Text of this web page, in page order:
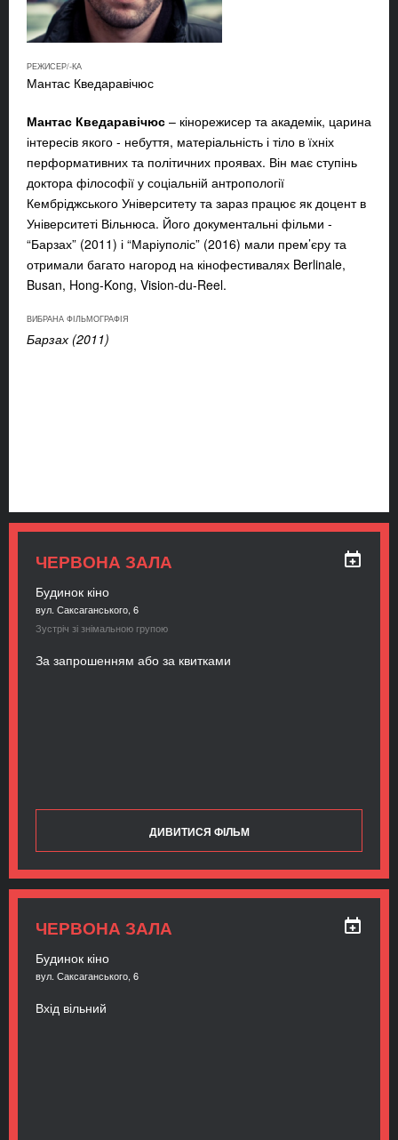
РЕЖИСЕР/-КА
Мантас Кведаравічюс
Мантас Кведаравічюс – кінорежисер та академік, царина
інтересів якого - небуття, матеріальність і тіло в їхніх
перформативних та політичних проявах. Він має ступінь
доктора філософії у соціальній антропології
Кембріджського Університету та зараз працює як доцент в
Університеті Вільнюса. Його документальні фільми -
“Барзах” (2011) і “Маріуполіс” (2016) мали прем’єру та
отримали багато нагород на кінофестивалях Berlinale,
Busan, Hong-Kong, Vision-du-Reel.
ВИБРАНА ФІЛЬМОГРАФІЯ
Барзах (2011)
ЧЕРВОНА ЗАЛА
Будинок кіно
вул. Саксаганського, 6
Зустріч зі знімальною групою
За запрошенням або за квитками
ДИВИТИСЯ ФІЛЬМ
ЧЕРВОНА ЗАЛА
Будинок кіно
вул. Саксаганського, 6
Вхід вільний